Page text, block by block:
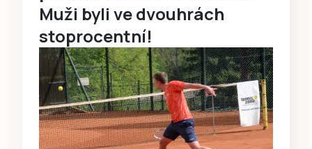
Muži byli ve dvouhrách
stoprocentní!